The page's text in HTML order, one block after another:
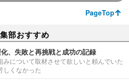
PageTop
部おすすめ
、失敗と再挑戦と成功の記録
みについて取材させて欲しいと頼んでいた
しくなかった